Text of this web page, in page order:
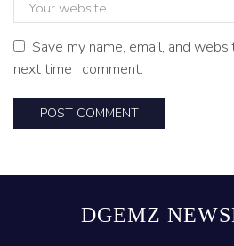
Save my name, email, and
next time I comment.
DGEMZ